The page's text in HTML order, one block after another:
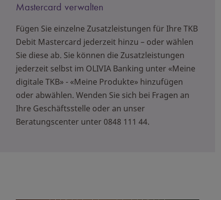
Mastercard verwalten
Fügen Sie einzelne Zusatzleistungen für Ihre TKB
Debit Mastercard jederzeit hinzu – oder wählen
Sie diese ab. Sie können die Zusatzleistungen
jederzeit selbst im OLIVIA Banking unter «Meine
digitale TKB» - «Meine Produkte» hinzufügen
oder abwählen. Wenden Sie sich bei Fragen an
Ihre Geschäftsstelle oder an unser
Beratungscenter unter 0848 111 44.